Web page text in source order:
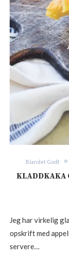
Blandet Godt
KLADDKAKA
Jeg har virkelig
opskrift med
servere…